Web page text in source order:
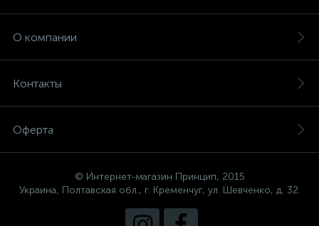
О компании
Контакты
Оферта
© Интернет-магазин Принцип, 2015
Украина, Полтавская обл., г. Кременчуг, ул. Шевченко, д. 32.